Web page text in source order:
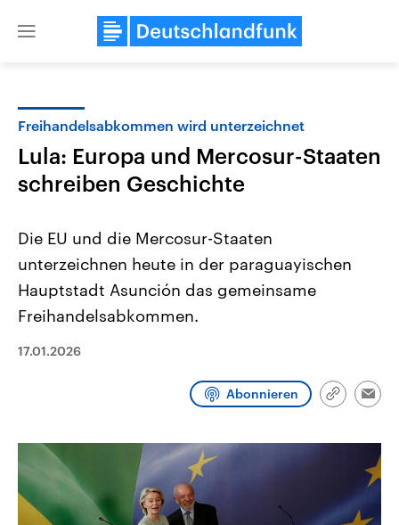
Close
USA
Aktuelle Beiträge, Analysen und
Wirtschaftlich und militärisch
den mächtigsten Ländern der Erde, Region wieder die Gewalt
Israel möchte die Hamas
Diese wird wie die
Sendungen Programm Podcasts
Audio-Archiv
Freihandelsabkommen wird unterzeichnet
Lula: Europa und Mercosur-Staaten
schreiben Geschichte
Die EU und die Mercosur-Staaten
unterzeichnen heute in der paraguayischen
Hauptstadt Asunción das gemeinsame
Freihandelsabkommen.
17.01.2026
Abonnieren
Link